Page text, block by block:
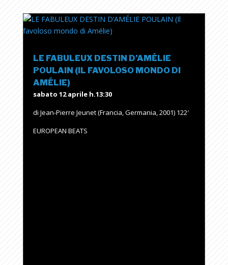
LE FABULEUX DESTIN D’AMÉLIE
POULAIN (IL FAVOLOSO MONDO DI
AMÉLIE)
sabato 12 aprile h.13:30
di Jean-Pierre Jeunet (Francia, Germania, 2001) 122′
EUROPEAN BEATS